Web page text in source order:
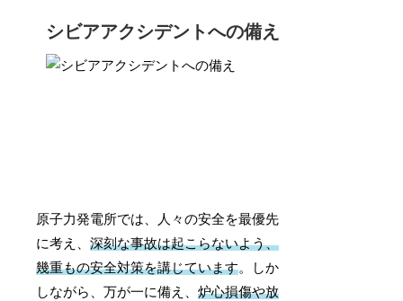
シビアアクシデントへの備え
原子力発電所では、人々の安全を最優先
に考え、深刻な事故は起こらないよう、
幾重もの安全対策を講じています。しか
しながら、万が一に備え、炉心損傷や放